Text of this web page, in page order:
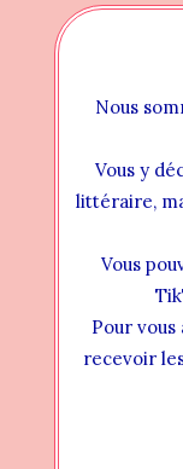
Nous
Vous y
littéraire,
Vous
Pour
recevoir